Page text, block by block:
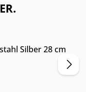
Silber 28 cm